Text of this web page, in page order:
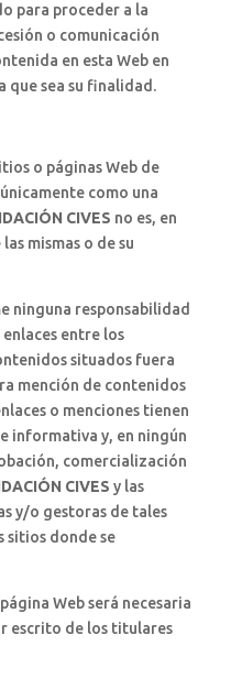
para proceder a la
o comunicación
en esta Web en
que sea su finalidad.
o páginas Web de
como una
CIVES no es, en
mismas o de su
ninguna responsabilidad
entre los
situados fuera
mención de contenidos
o menciones tienen
informativa y, en ningún
comercialización
CIVES y las
y/o gestoras de tales
sitios donde se
Web será necesaria
escrito de los titulares